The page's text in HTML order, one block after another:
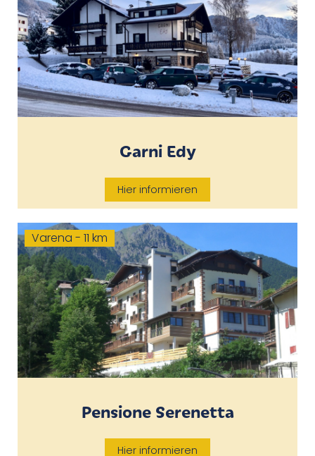
Garni Edy
Hier informieren
Varena - 11 km
Pensione Serenetta
Hier informieren